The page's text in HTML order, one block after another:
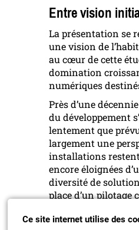
Entre vision
La présentation se
une vision de
au cœur de cette
domination
numériques
Près d’une
du développement
lentement que
largement une
installations
encore éloignées
diversité de
place d’un pilotage
Ce site internet utilise des